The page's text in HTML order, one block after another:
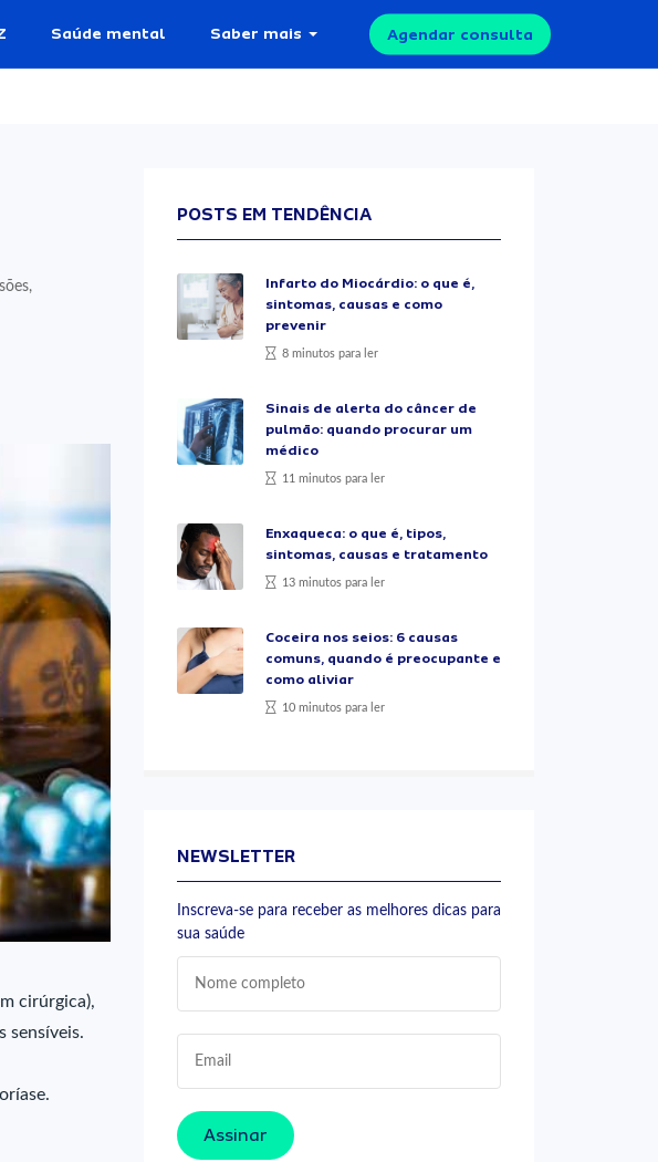
Saúde mental Saber mais Agendar consulta
cirúrgica),
sensíveis.
POSTS EM TENDÊNCIA
Infarto do Miocárdio: o que é,
sintomas, causas e como
prevenir
8 minutos para ler
Sinais de alerta do câncer de
pulmão: quando procurar um
médico
11 minutos para ler
Enxaqueca: o que é, tipos,
sintomas, causas e tratamento
13 minutos para ler
Coceira nos seios: 6 causas
comuns, quando é preocupante e
como aliviar
10 minutos para ler
NEWSLETTER
Inscreva-se para receber as melhores dicas para
sua saúde
Assinar